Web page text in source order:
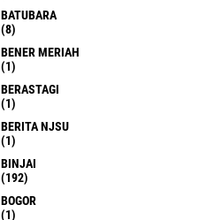
BATUBARA
(8)
BENER MERIAH
(1)
BERASTAGI
(1)
BERITA NJSU
(1)
BINJAI
(192)
BOGOR
(1)